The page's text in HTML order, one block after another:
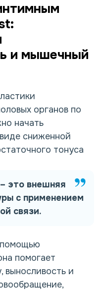
и мышечный
органов по
начать
сниженной
тонуса
– это внешняя
с применением
связи.
помощью
помогает
выносливость и